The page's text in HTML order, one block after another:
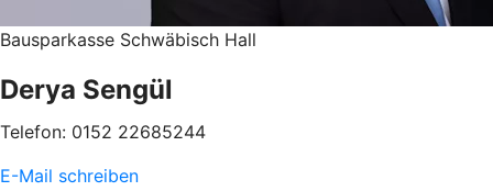
Bausparkasse Schwäbisch Hall
Derya Sengül
Telefon: 0152 22685244
E-Mail schreiben